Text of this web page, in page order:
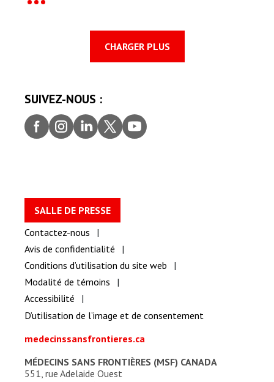
CHARGER PLUS
SUIVEZ-NOUS :
Faceb
ook
Insta
gram
Linke
dIn
Twitt
er
youtu
be
SALLE DE PRESSE
Contactez-nous
Avis de confidentialité
Conditions d’utilisation du site web
Modalité de témoins
Accessibilité
D’utilisation de l’image et de consentement
medecinssansfrontieres.ca
MÉDECINS SANS FRONTIÈRES (MSF) CANADA
551, rue Adelaide Ouest